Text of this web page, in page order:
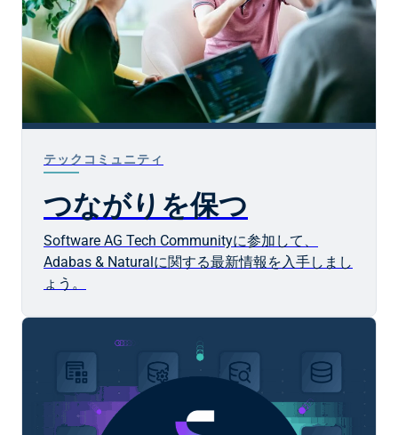
テックコミュニティ
つながりを保つ
Software AG Tech Communityに参加して、
Adabas & Naturalに関する最新情報を入手しまし
ょう。